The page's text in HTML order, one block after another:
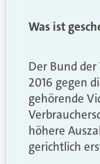
Was ist
Der Bund
2016 gegen
gehörende
höhere
gerichtlich